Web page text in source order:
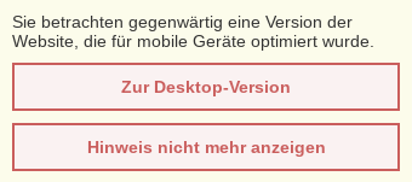
Sie betrachten gegenwärtig eine Version der
Website, die für mobile Geräte optimiert wurde.
Zur Desktop-Version
Hinweis nicht mehr anzeigen